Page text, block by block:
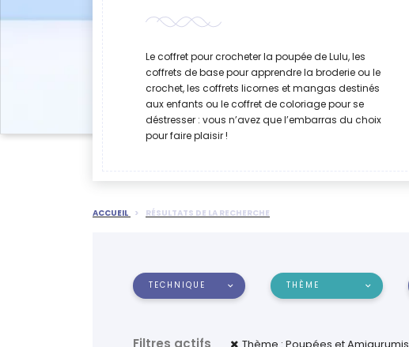
Le coffret pour crocheter la poupée de Lulu, les
coffrets de base pour apprendre la broderie ou le
crochet, les coffrets licornes et mangas destinés
aux enfants ou le coffret de coloriage pour se
déstresser : vous n’avez que l’embarras du choix
pour faire plaisir !
ACCUEIL RÉSULTATS DE LA RECHERCHE
TECHNIQUE THÈME
Filtres actifs